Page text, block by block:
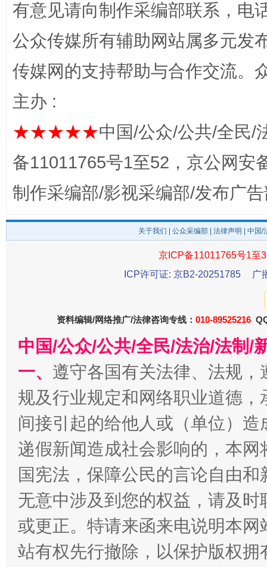
揭开“小金库”的免责幌子
受贿1.44亿！段成刚被判无期 从幼
全民健身五年计划来了！等你上场
有意见请向制作采编部联系，电
公众传媒所有辅助网站属多元发
传媒网的支持帮助与合作交流。
主办 :
★★★★★中国/公众/公共/全民/
备11011765号1至52，京公网安
制作采编部/影视采编部/发布广
关于我们 公众采编部 法律声明 | 中国
京ICP备11011765号1至
ICP许可证: 京B2-20251785
广
资料编辑/网络推广/法律咨询专线： 010-89525216
中国/公众/公共/全民/法治/法制/
一、 遵守各国有关法律、法规
规及行业规定和网络职业道德
间接引起的给他人或（单位）
递假新闻造成社会影响的，本
国宪法，保障公民的言论自由
无意中涉及到您的权益，请及
或更正。特请来函来电说明本
站有权先行撤除，以保护版权